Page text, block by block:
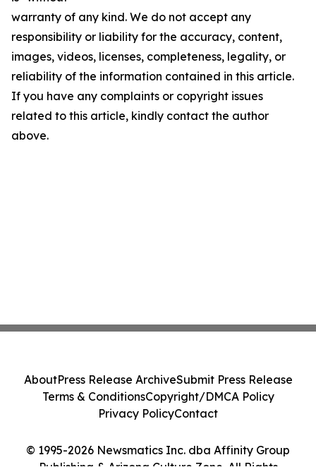
warranty of any kind. We do not accept any
responsibility or liability for the accuracy, content,
images, videos, licenses, completeness, legality, or
reliability of the information contained in this article.
If you have any complaints or copyright issues
related to this article, kindly contact the author
above.
© 1995-2026 Newsmatics Inc. dba Affinity Group
AboutPress Release ArchiveSubmit Press Release
Terms & ConditionsCopyright/DMCA Policy
Privacy PolicyContact